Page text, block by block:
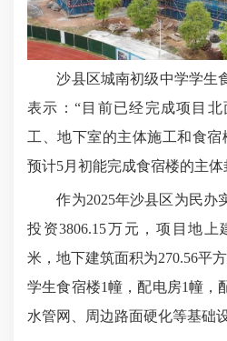
沙县区城南初级中学学生
表示：“目前已经完成项目
工、地下室的主体施工和食宿
预计5月初能完成食宿楼的主体
作为2025年沙县区为民办
投资3806.15万元，项目地上
米，地下建筑面积为270.56平
学生食宿楼1幢，配电房1幢，
水管网、周边路面硬化等基础设